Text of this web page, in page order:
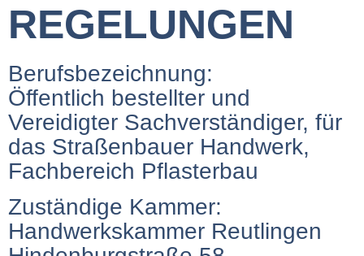
REGELUNGEN
Berufsbezeichnung:
Öffentlich bestellter und
Vereidigter Sachverständiger, für
das Straßenbauer Handwerk,
Fachbereich Pflasterbau
Zuständige Kammer:
Handwerkskammer Reutlingen